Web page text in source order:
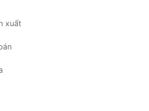
xuất